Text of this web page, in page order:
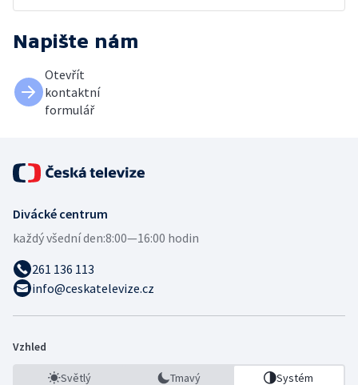
Napište nám
Otevřít
kontaktní
formulář
Divácké centrum
každý všední den:8:00—16:00 hodin
261 136 113
info@ceskatelevize.cz
Vzhled
Světlý Tmavý Systém